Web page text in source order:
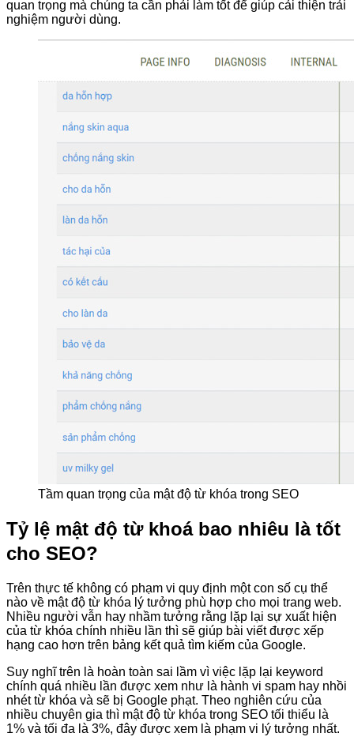
quan trọng mà chúng ta cần phải làm tốt để giúp cải thiện trải
nghiệm người dùng.
Tầm quan trọng của mật độ từ khóa trong SEO
Tỷ lệ mật độ từ khoá bao nhiêu là tốt
cho SEO?
Trên thực tế không có phạm vi quy định một con số cụ thể
nào về mật độ từ khóa lý tưởng phù hợp cho mọi trang web.
Nhiều người vẫn hay nhầm tưởng rằng lặp lại sự xuất hiện
của từ khóa chính nhiều lần thì sẽ giúp bài viết được xếp
hạng cao hơn trên bảng kết quả tìm kiếm của Google.
Suy nghĩ trên là hoàn toàn sai lầm vì việc lặp lại keyword
chính quá nhiều lần được xem như là hành vi spam hay nhồi
nhét từ khóa và sẽ bị Google phạt. Theo nghiên cứu của
nhiều chuyên gia thì mật độ từ khóa trong SEO tối thiểu là
1% và tối đa là 3%, đây được xem là phạm vi lý tưởng nhất.